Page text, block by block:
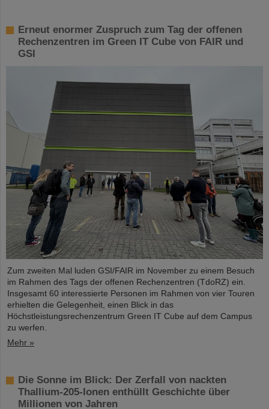
Erneut enormer Zuspruch zum Tag der offenen
Rechenzentren im Green IT Cube von FAIR und
GSI
Zum zweiten Mal luden GSI/FAIR im November zu einem Besuch
im Rahmen des Tags der offenen Rechenzentren (TdoRZ) ein.
Insgesamt 60 interessierte Personen im Rahmen von vier Touren
erhielten die Gelegenheit, einen Blick in das
Höchstleistungsrechenzentrum Green IT Cube auf dem Campus
zu werfen.
Mehr »
Die Sonne im Blick: Der Zerfall von nackten
Thallium-205-Ionen enthüllt Geschichte über
Millionen von Jahren